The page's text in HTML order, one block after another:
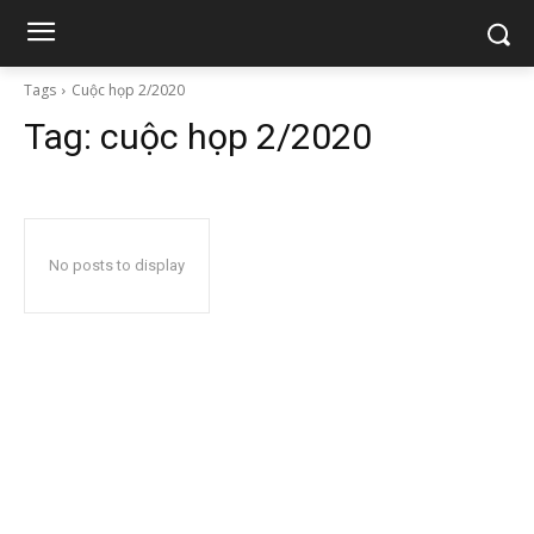
Tags Cuộc họp 2/2020
Tag: cuộc họp 2/2020
No posts to display